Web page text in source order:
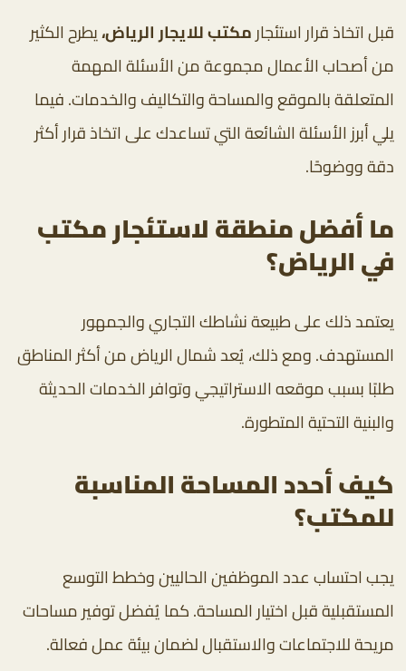
قبل اتخاذ قرار استئجارمكتب للايجار الرياض،يطرح الكثير
من أصحاب الأعمال مجموعة من الأسئلة المهمة
المتعلقة بالموقع والمساحة والتكاليف والخدمات. فيما
يلي أبرز الأسئلة الشائعة التي تساعدك على اتخاذ قرار أكثر
دقة ووضوحًا.
ما أفضل منطقة لاستئجار مكتب
في الرياض؟
يعتمد ذلك على طبيعة نشاطك التجاري والجمهور
المستهدف. ومع ذلك، يُعد شمال الرياض من أكثر المناطق
طلبًا بسبب موقعه الاستراتيجي وتوافر الخدمات الحديثة
والبنية التحتية المتطورة.
كيف أحدد المساحة المناسبة
للمكتب؟
يجب احتساب عدد الموظفين الحاليين وخطط التوسع
المستقبلية قبل اختيار المساحة. كما يُفضل توفير مساحات
مريحة للاجتماعات والاستقبال لضمان بيئة عمل فعالة.